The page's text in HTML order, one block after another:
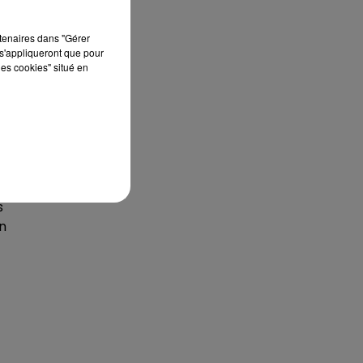
dans "Gérer
que pour
cookies" situé en